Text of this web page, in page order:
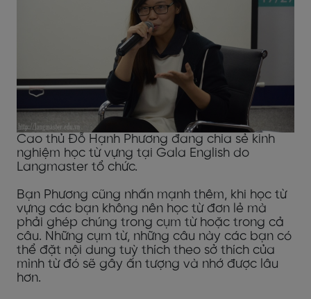
Cao thủ Đỗ Hạnh Phương đang chia sẻ kinh
nghiệm học từ vựng tại Gala English do
Langmaster tổ chức.
Bạn Phương cũng nhấn mạnh thêm, khi học từ
vựng các bạn không nên học từ đơn lẻ mà
phải ghép chúng trong cụm từ hoặc trong cả
câu. Những cụm từ, những câu này các bạn có
thể đặt nội dung tuỳ thích theo sở thích của
mình từ đó sẽ gây ấn tượng và nhớ được lâu
hơn.